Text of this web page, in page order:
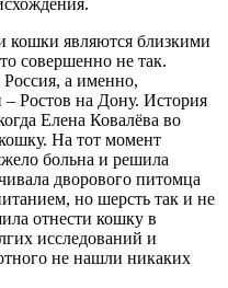
кошки являются близкими
совершенно не так.
а именно,
Ростов на Дону. История
Елена Ковалёва во
На тот момент
больна и решила
дворового питомца
но шерсть так и не
отнести кошку в
исследований и
не нашли никаких